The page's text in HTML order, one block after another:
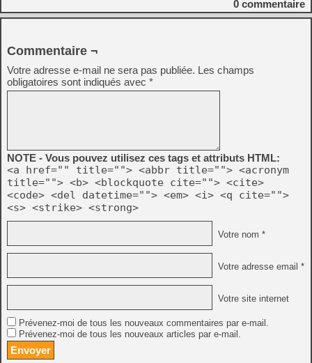
0 commentaire
Commentaire ¬
Votre adresse e-mail ne sera pas publiée. Les champs
obligatoires sont indiqués avec *
NOTE - Vous pouvez utilisez ces tags et attributs HTML:
<a href="" title=""> <abbr title=""> <acronym
title=""> <b> <blockquote cite=""> <cite>
<code> <del datetime=""> <em> <i> <q cite="">
<s> <strike> <strong>
Votre nom *
Votre adresse email *
Votre site internet
Prévenez-moi de tous les nouveaux commentaires par e-mail.
Prévenez-moi de tous les nouveaux articles par e-mail.